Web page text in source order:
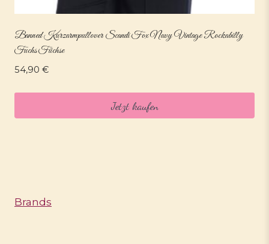
Banned Kurzarmpullover Scandi Fox Navy Vintage Rockabilly
Fuchs Füchse
54,90 €
Jetzt kaufen
Brands